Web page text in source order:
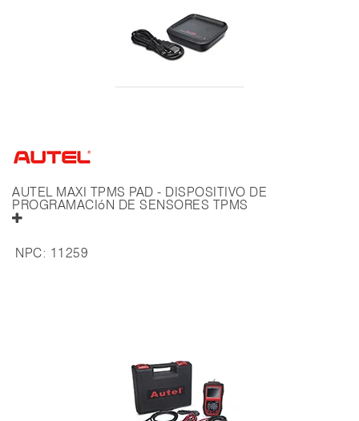
AUTEL MAXI TPMS PAD - DISPOSITIVO DE
PROGRAMACIóN DE SENSORES TPMS
NPC: 11259